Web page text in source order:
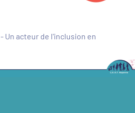
- Un acteur de l'inclusion en